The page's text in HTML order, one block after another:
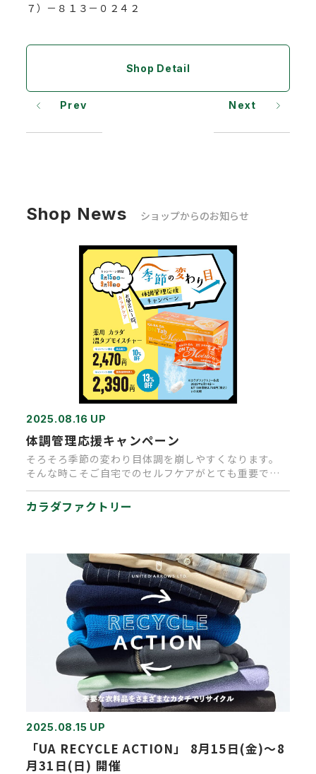
７）－８１３－０２４２
Shop Detail
Prev Next
Shop News ショップからのお知らせ
2025.08.16 UP
体調管理応援キャンペーン
そろそろ季節の変わり目体調を崩しやすくなります。
そんな時こそご自宅でのセルフケアがとても重要で
カラダファクトリー
2025.08.15 UP
「UA RECYCLE ACTION」 8月15日(金)～8
月31日(日) 開催